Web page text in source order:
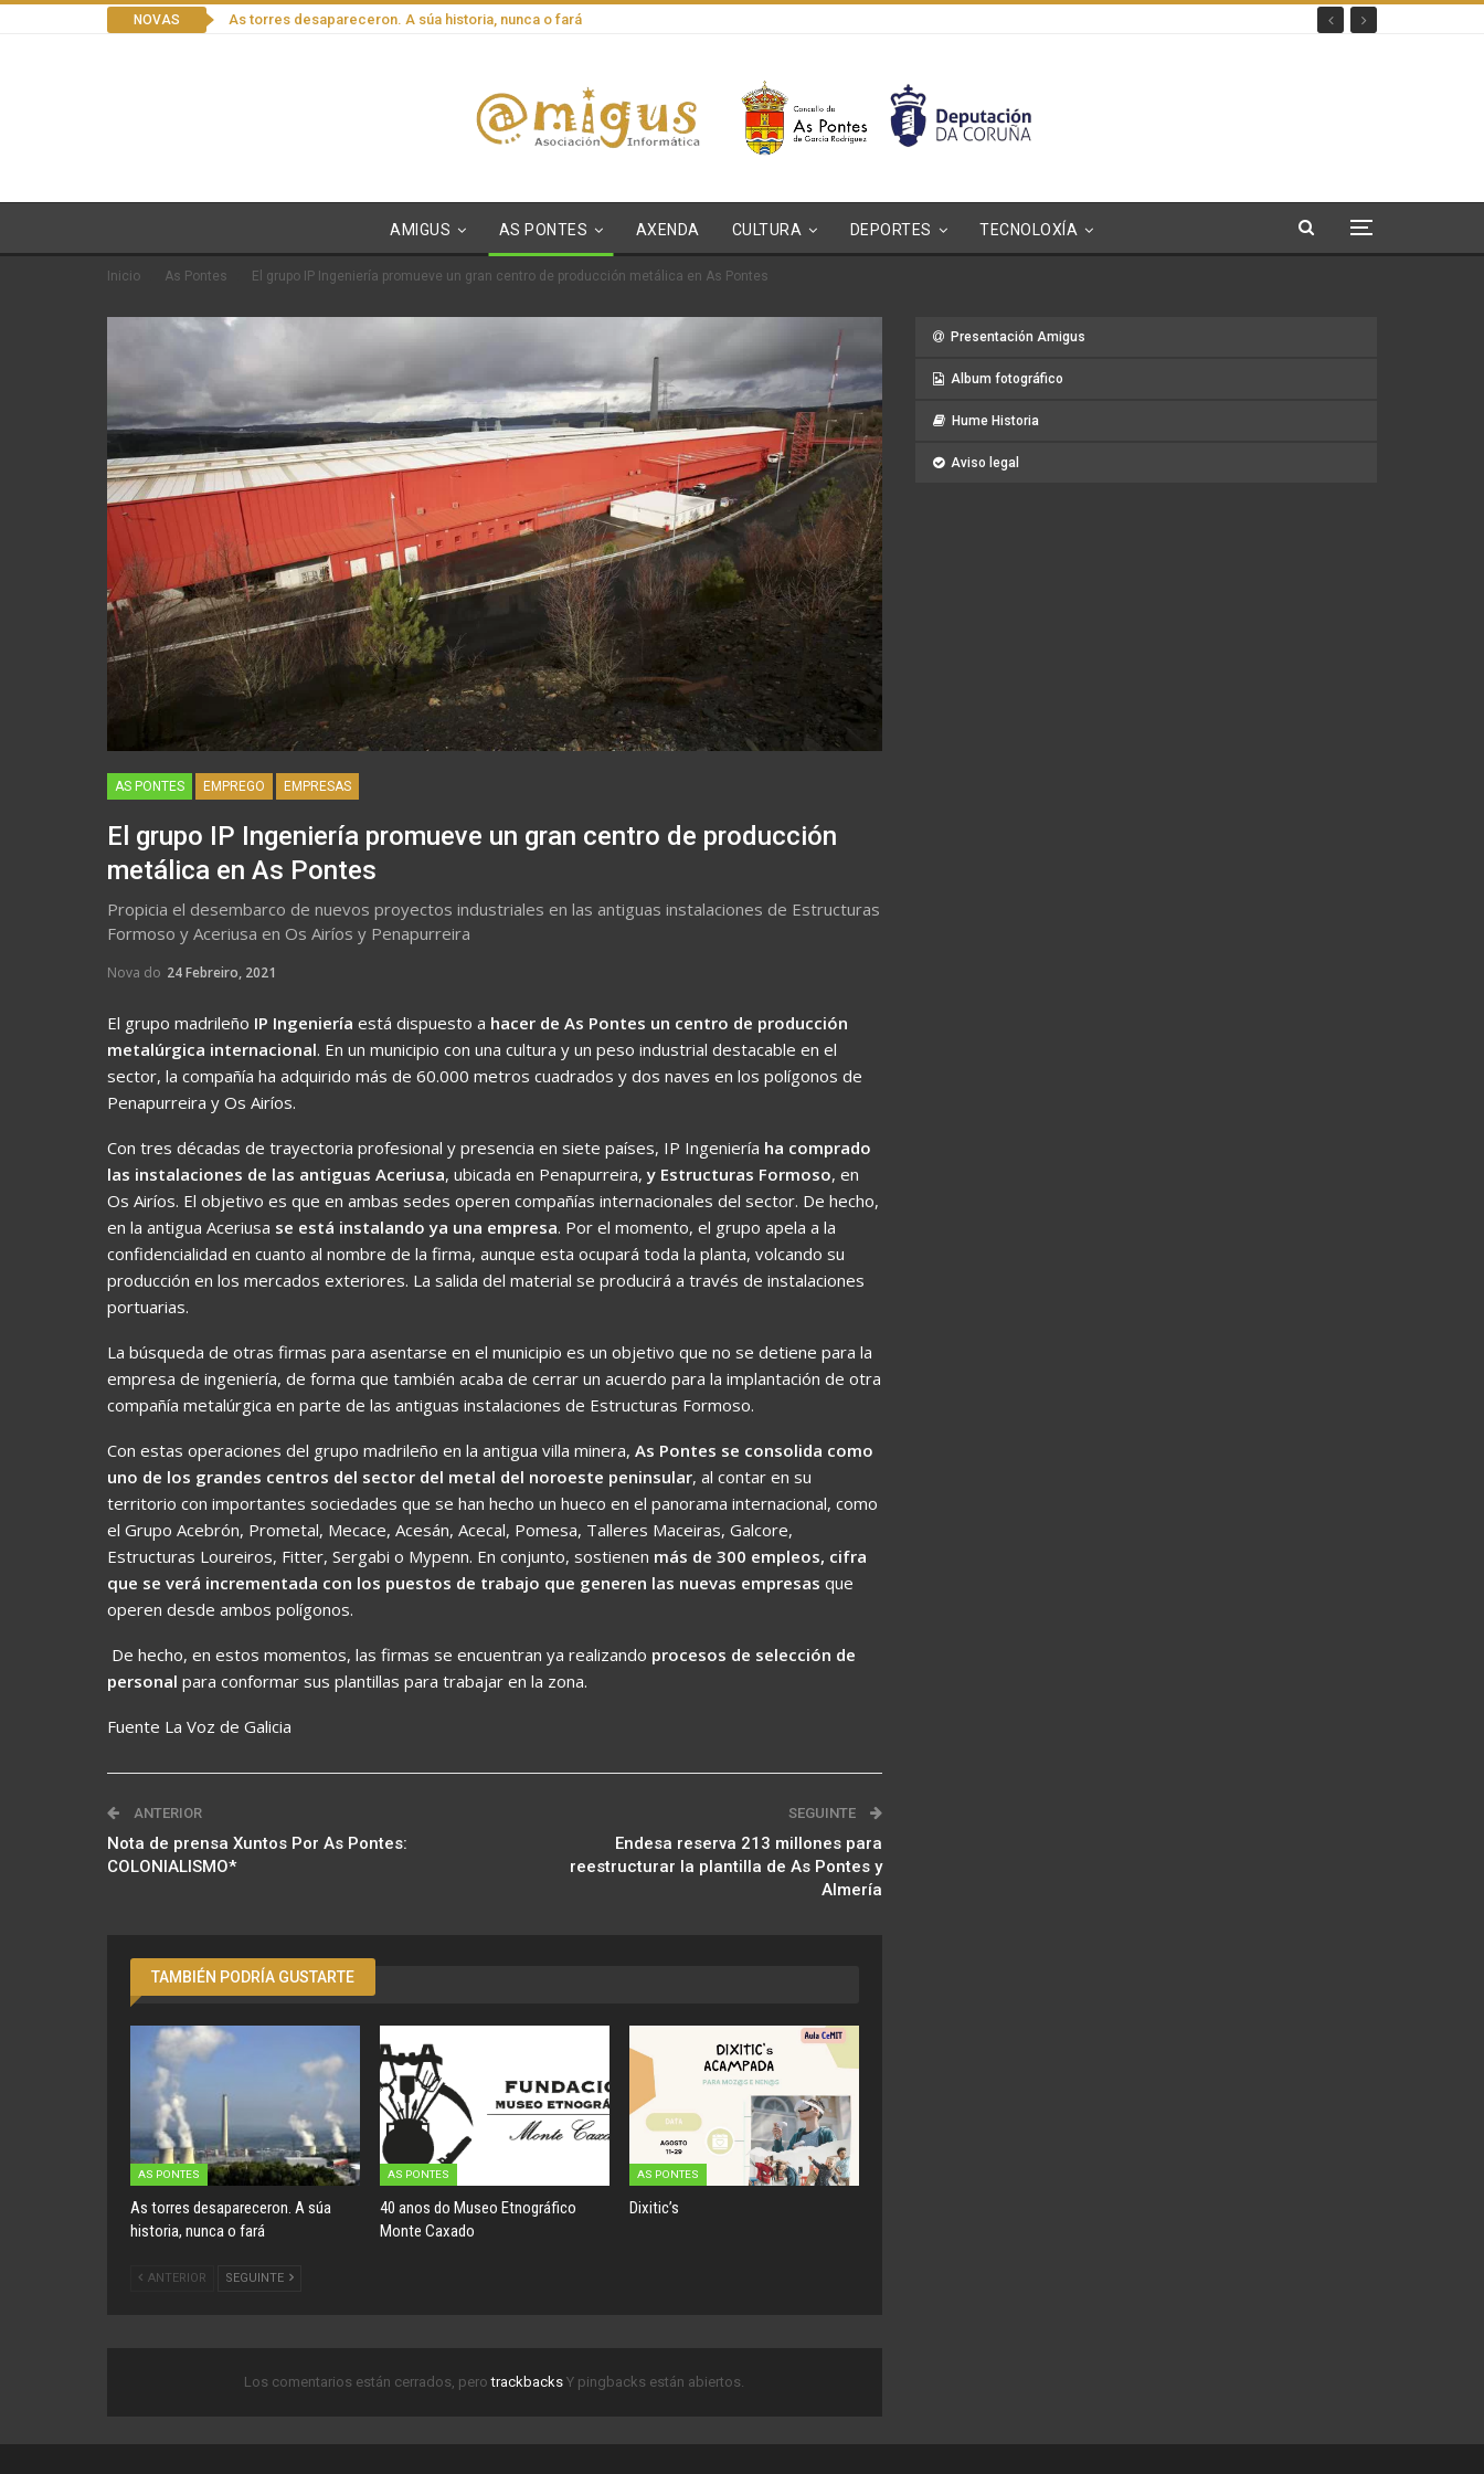
NOVAS As torres desapareceron. A súa historia, nunca o fará
AMIGUS AS PONTES AXENDA CULTURA DEPORTES TECNOLOXÍA
Inicio As Pontes El grupo IP Ingeniería promueve un gran centro de producción metálica en As Pontes
AS PONTES EMPREGO EMPRESAS
El grupo IP Ingeniería promueve un gran centro de producción
metálica en As Pontes
Propicia el desembarco de nuevos proyectos industriales en las antiguas instalaciones de Estructuras
Formoso y Aceriusa en Os Airíos y Penapurreira
Nova do 24 Febreiro, 2021
El grupo madrileño IP Ingeniería está dispuesto a hacer de As Pontes un centro de producción
metalúrgica internacional. En un municipio con una cultura y un peso industrial destacable en el
sector, la compañía ha adquirido más de 60.000 metros cuadrados y dos naves en los polígonos de
Penapurreira y Os Airíos.
Con tres décadas de trayectoria profesional y presencia en siete países, IP Ingeniería ha comprado
las instalaciones de las antiguas Aceriusa, ubicada en Penapurreira,y Estructuras Formoso, en
Os Airíos. El objetivo es que en ambas sedes operen compañías internacionales del sector. De hecho,
en la antigua Aceriusa se está instalando ya una empresa. Por el momento, el grupo apela a la
confidencialidad en cuanto al nombre de la firma, aunque esta ocupará toda la planta, volcando su
producción en los mercados exteriores. La salida del material se producirá a través de instalaciones
portuarias.
La búsqueda de otras firmas para asentarse en el municipio es un objetivo que no se detiene para la
empresa de ingeniería, de forma que también acaba de cerrar un acuerdo para la implantación de otra
compañía metalúrgica en parte de las antiguas instalaciones de Estructuras Formoso.
Con estas operaciones del grupo madrileño en la antigua villa minera, As Pontes se consolida como
uno de los grandes centros del sector del metal del noroeste peninsular, al contar en su
territorio con importantes sociedades que se han hecho un hueco en el panorama internacional, como
el Grupo Acebrón, Prometal, Mecace, Acesán, Acecal, Pomesa, Talleres Maceiras, Galcore,
Estructuras Loureiros, Fitter, Sergabi o Mypenn. En conjunto, sostienen más de 300 empleos, cifra
que se verá incrementada con los puestos de trabajo que generen las nuevas empresas que
operen desde ambos polígonos.
De hecho, en estos momentos, las firmas se encuentran ya realizando procesos de selección de
personal para conformar sus plantillas para trabajar en la zona.
Fuente La Voz de Galicia
ANTERIOR
Nota de prensa Xuntos Por As Pontes:
COLONIALISMO*
SEGUINTE
Endesa reserva 213 millones para
reestructurar la plantilla de As Pontes y
Almería
TAMBIÉN PODRÍA GUSTARTE
AS PONTES
As torres desapareceron. A súa
historia, nunca o fará
AS PONTES
40 anos do Museo Etnográfico
Monte Caxado
AS PONTES
Dixitic’s
ANTERIOR SEGUINTE
Los comentarios están cerrados, perotrackbacksY pingbacks están abiertos.
Presentación Amigus
Album fotográfico
Hume Historia
Aviso legal